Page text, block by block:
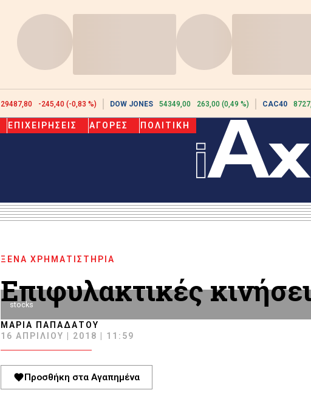
29487,80 -245,40 (-0,83 %) DOW JONES 54349,00 263,00 (0,49 %) CAC40
ΕΠΙΧΕΙΡΗΣΕΙΣ ΑΓΟΡΕΣ ΠΟΛΙΤΙΚΗ
ΞΕΝΑ ΧΡΗΜΑΤΙΣΤΗΡΙΑ
Επιφυλακτικές
stocks
ΜΑΡΊΑ ΠΑΠΑΔΆΤΟΥ
16 ΑΠΡΙΛΊΟΥ | 2018 | 11:59
Προσθήκη στα Αγαπημένα